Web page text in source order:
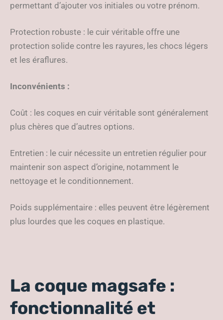
permettant d’ajouter vos initiales ou votre prénom.
Protection robuste : le cuir véritable offre une
protection solide contre les rayures, les chocs légers
et les éraflures.
Inconvénients :
Coût : les coques en cuir véritable sont généralement
plus chères que d’autres options.
Entretien : le cuir nécessite un entretien régulier pour
maintenir son aspect d’origine, notamment le
nettoyage et le conditionnement.
Poids supplémentaire : elles peuvent être légèrement
plus lourdes que les coques en plastique.
La coque magsafe :
fonctionnalité et